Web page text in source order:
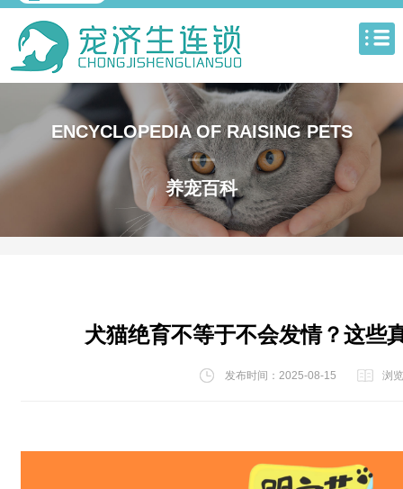
ENCYCLOPEDIA OF RAISING PETS
养宠百科
犬猫绝育不等于不会发情？这些
发布时间：2025-08-15 浏